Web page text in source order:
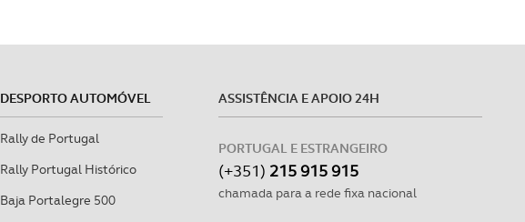
DESPORTO AUTOMÓVEL
Rally de Portugal
Rally Portugal Histórico
Baja Portalegre 500
ASSISTÊNCIA E APOIO 24H
PORTUGAL E ESTRANGEIRO
(+351) 215 915 915
chamada para a rede fixa nacional